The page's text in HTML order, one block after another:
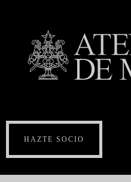
HAZTE SOCIO